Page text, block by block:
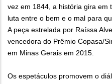
vez em 1844, a história gira em
luta entre o bem e o mal para
A peça estrelada por Raíssa
vencedora do Prêmio Copasa/
em Minas Gerais em 2015.
Os espetáculos promovem o